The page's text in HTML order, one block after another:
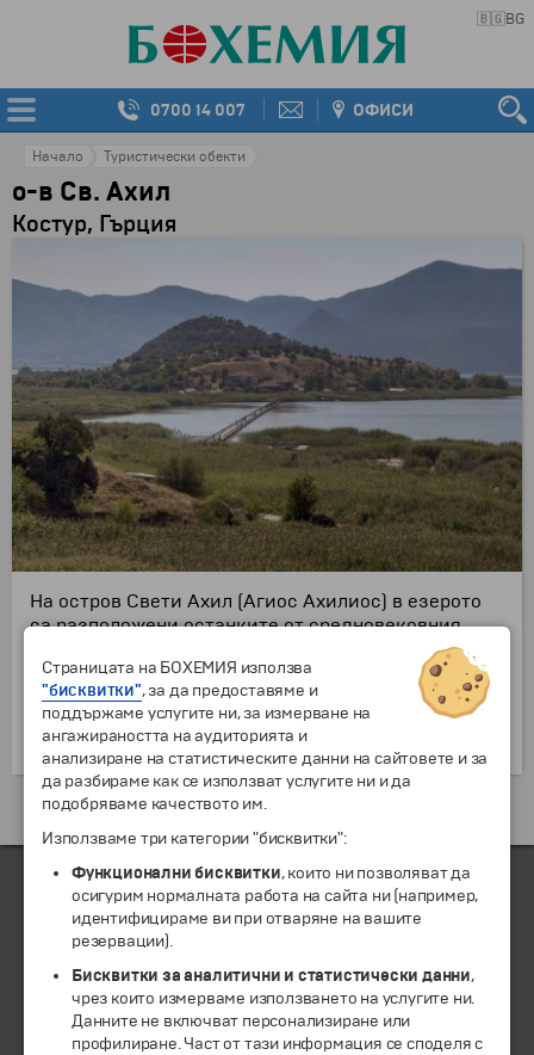
🇧🇬BG
0700 14 007 ОФИСИ
Начало Туристически обекти
о-в Св. Ахил
Костур, Гърция
На остров Свети Ахил (Агиос Ахилиос) в езерото
са разположени останките от средновековния
град Преспа, построен от българския Цар Самуил
през 10. век. В развалините на голямата базилика
„Свети Ахил“ в 1969 година е открит и неговият
гроб, а също и мощите на Св. Ахил Лариски, който
самият Цар Самуил донася там.
Екскурзии и почивки до Гърция »
ЧЛЕН НА
Страницата на БОХЕМИЯ използва
"бисквитки", за да предоставяме и
поддържаме услугите ни, за измерване на
ангажираността на аудиторията и
анализиране на статистическите данни на сайтовете и за
да разбираме как се използват услугите ни и да
подобряваме качеството им.
Използваме три категории "бисквитки":
Функционални бисквитки, които ни позволяват да
осигурим нормалната работа на сайта ни (например,
идентифицираме ви при отваряне на вашите
резервации).
Бисквитки за аналитични и статистически данни,
чрез които измерваме използването на услугите ни.
Данните не включват персонализиране или
профилиране. Част от тази информация се споделя с